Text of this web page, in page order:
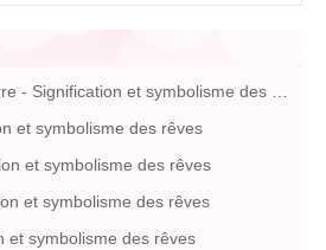
Tremblement de terre - Signification et symbolisme des rêves
et symbolisme des rêves
et symbolisme des rêves
et symbolisme des rêves
et symbolisme des rêves